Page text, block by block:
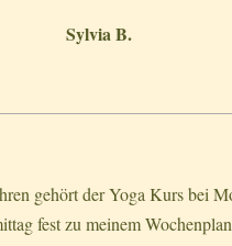
Sylvia B.
gehört der Yoga Kurs bei
fest zu meinem